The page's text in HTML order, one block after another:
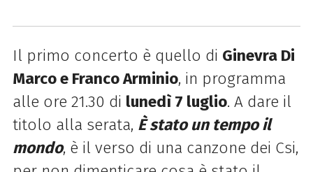
Il primo concerto è quello di Ginevra Di
Marco e Franco Arminio, in programma
alle ore 21.30 di lunedì 7 luglio. A dare il
titolo alla serata, È stato un tempo il
mondo, è il verso di una canzone dei Csi,